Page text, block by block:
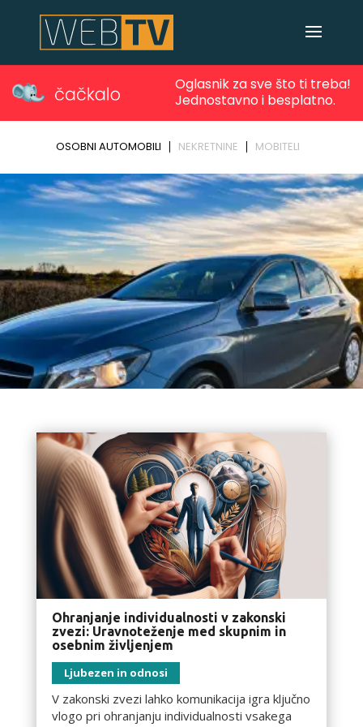
Ohranjanje individualnosti v zakonski
zvezi: Uravnoteženje med skupnim in
osebnim življenjem
Ljubezen in odnosi
V zakonski zvezi lahko komunikacija igra ključno
vlogo pri ohranjanju individualnosti vsakega